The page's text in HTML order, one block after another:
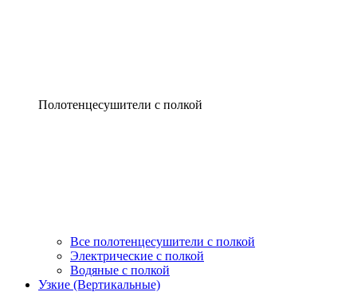
Полотенцесушители с полкой
Все полотенцесушители с полкой
Электрические с полкой
Водяные с полкой
Узкие (Вертикальные)